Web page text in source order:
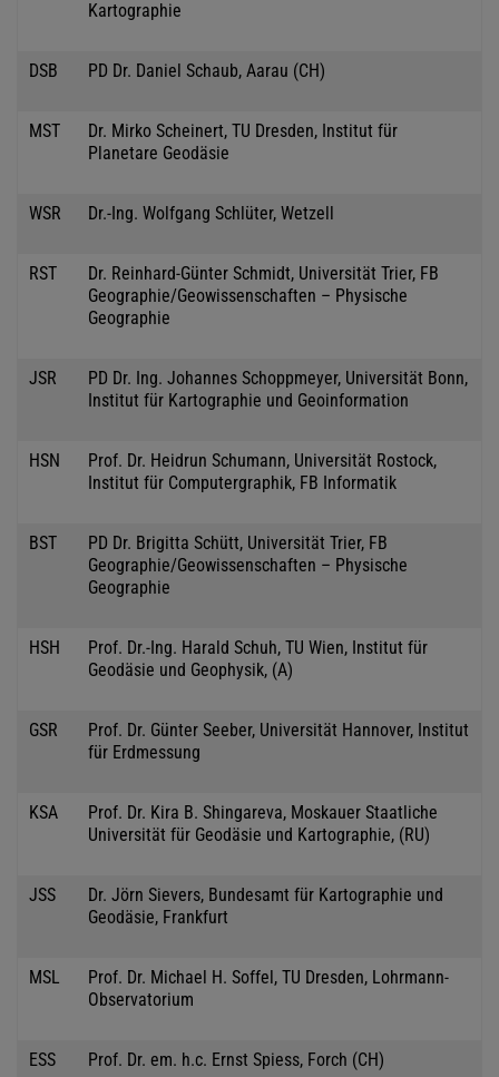
Kartographie
DSB PD Dr. Daniel Schaub, Aarau (CH)
MST
Dr. Mirko Scheinert, TU Dresden, Institut für
Planetare Geodäsie
WSR Dr.-Ing. Wolfgang Schlüter, Wetzell
RST
Dr. Reinhard-Günter Schmidt, Universität Trier, FB
Geographie/Geowissenschaften – Physische
Geographie
JSR
PD Dr. Ing. Johannes Schoppmeyer, Universität Bonn,
Institut für Kartographie und Geoinformation
HSN
Prof. Dr. Heidrun Schumann, Universität Rostock,
Institut für Computergraphik, FB Informatik
BST
PD Dr. Brigitta Schütt, Universität Trier, FB
Geographie/Geowissenschaften – Physische
Geographie
HSH
Prof. Dr.-Ing. Harald Schuh, TU Wien, Institut für
Geodäsie und Geophysik, (A)
GSR
Prof. Dr. Günter Seeber, Universität Hannover, Institut
für Erdmessung
KSA
Prof. Dr. Kira B. Shingareva, Moskauer Staatliche
Universität für Geodäsie und Kartographie, (RU)
JSS
Dr. Jörn Sievers, Bundesamt für Kartographie und
Geodäsie, Frankfurt
MSL
Prof. Dr. Michael H. Soffel, TU Dresden, Lohrmann-
Observatorium
ESS Prof. Dr. em. h.c. Ernst Spiess, Forch (CH)